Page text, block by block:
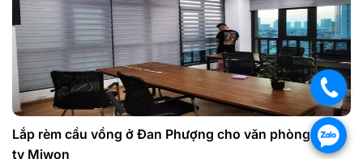
Lắp rèm cầu vồng ở Đan Phượng cho văn phòng công
ty Miwon
.
.